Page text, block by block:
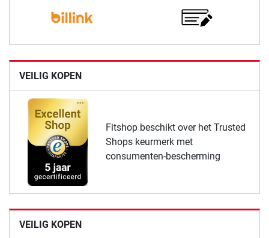
VEILIG KOPEN
Fitshop beschikt over het Trusted
Shops keurmerk met
consumenten-bescherming
VEILIG KOPEN